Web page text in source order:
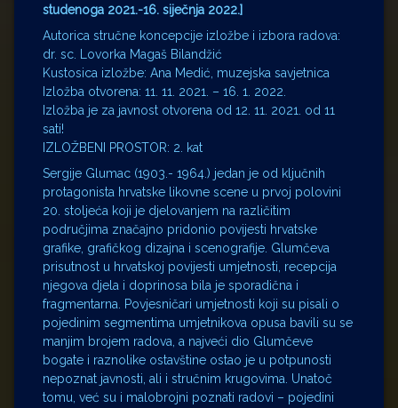
studenoga 2021.-16. siječnja 2022.]
Autorica stručne koncepcije izložbe i izbora radova:
dr. sc. Lovorka Magaš Bilandžić
Kustosica izložbe: Ana Medić, muzejska savjetnica
Izložba otvorena: 11. 11. 2021. – 16. 1. 2022.
Izložba je za javnost otvorena od 12. 11. 2021. od 11
sati!
IZLOŽBENI PROSTOR: 2. kat
Sergije Glumac (1903.- 1964.) jedan je od ključnih
protagonista hrvatske likovne scene u prvoj polovini
20. stoljeća koji je djelovanjem na različitim
područjima značajno pridonio povijesti hrvatske
grafike, grafičkog dizajna i scenografije. Glumčeva
prisutnost u hrvatskoj povijesti umjetnosti, recepcija
njegova djela i doprinosa bila je sporadična i
fragmentarna. Povjesničari umjetnosti koji su pisali o
pojedinim segmentima umjetnikova opusa bavili su se
manjim brojem radova, a najveći dio Glumčeve
bogate i raznolike ostavštine ostao je u potpunosti
nepoznat javnosti, ali i stručnim krugovima. Unatoč
tomu, već su i malobrojni poznati radovi – pojedini